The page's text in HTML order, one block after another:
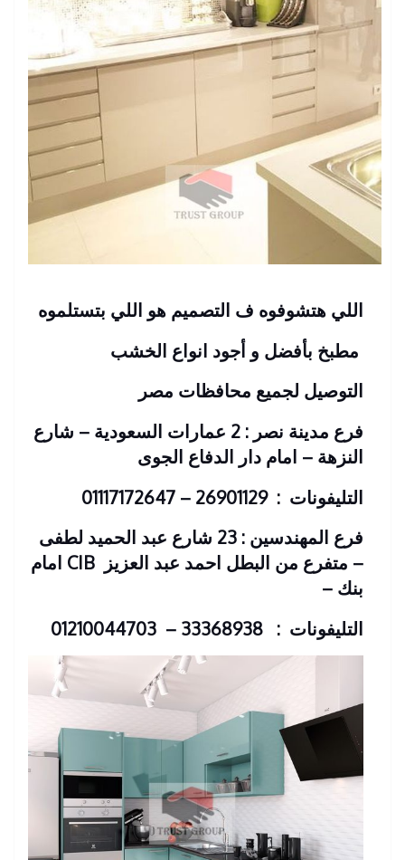
اللي هتشوفوه ف التصميم هو اللي بتستلموه
مطبخ بأفضل و أجود انواع الخشب
التوصيل لجميع محافظات مصر
فرع مدينة نصر : 2 عمارات السعودية – شارع
النزهة – امام دار الدفاع الجوى
التليفونات : 26901129 – 01117172647
فرع المهندسين : 23 شارع عبد الحميد لطفى
– متفرع من البطل احمد عبد العزيز
CIB امام
بنك –
التليفونات : 33368938 – 01210044703